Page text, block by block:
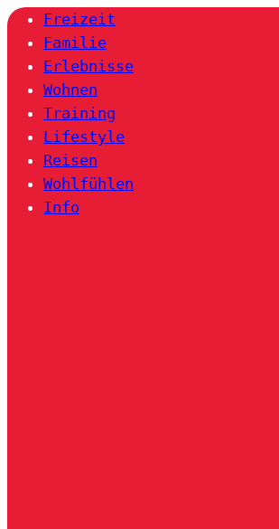
Freizeit
Familie
Erlebnisse
Wohnen
Training
Lifestyle
Reisen
Wohlfühlen
Info